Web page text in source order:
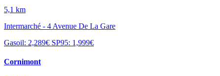
5,1 km
Intermarché - 4 Avenue De La Gare
Gasoil: 2,289€ SP95: 1,999€
Cornimont